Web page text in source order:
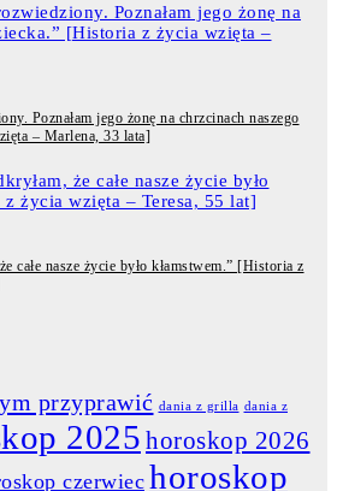
Poznałam jego żonę na chrzcinach naszego
– Marlena, 33 lata]
całe nasze życie było kłamstwem.” [Historia z
przyprawić dania z grilla dania z
2025 horoskop 2026
czerwiec horoskop